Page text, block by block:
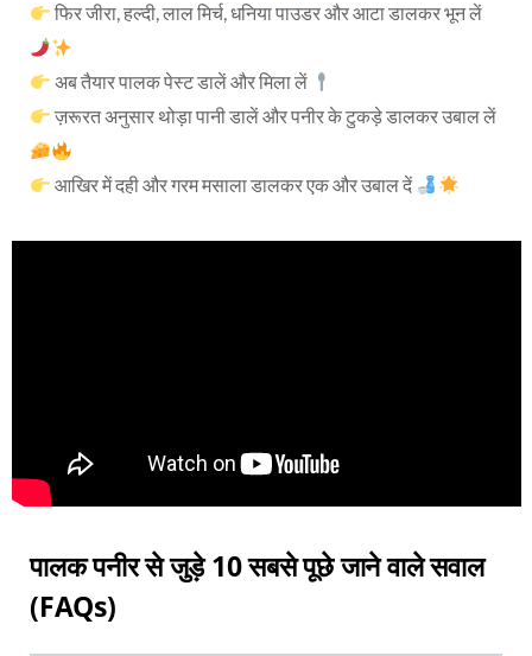
फिर जीरा, हल्दी, लाल मिर्च, धनिया पाउडर और आटा डालकर भून लें
अब तैयार पालक पेस्ट डालें और मिला लें
ज़रूरत अनुसार थोड़ा पानी डालें और पनीर के टुकड़े डालकर उबाल लें
आखिर में दही और गरम मसाला डालकर एक और उबाल दें
पालक पनीर से जुड़े 10 सबसे पूछे जाने वाले सवाल
(FAQs)